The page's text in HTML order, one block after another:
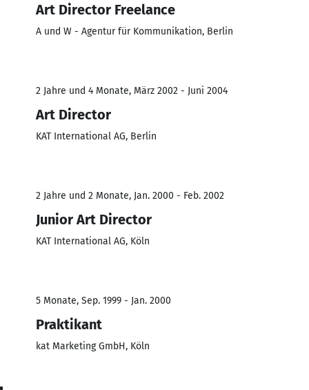
Art Director Freelance
A und W - Agentur für Kommunikation, Berlin
2 Jahre und 4 Monate, März 2002 - Juni 2004
Art Director
KAT International AG, Berlin
2 Jahre und 2 Monate, Jan. 2000 - Feb. 2002
Junior Art Director
KAT International AG, Köln
5 Monate, Sep. 1999 - Jan. 2000
Praktikant
kat Marketing GmbH, Köln